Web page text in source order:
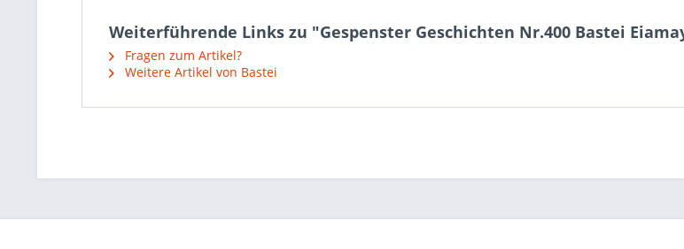
Weiterführende Links zu "Gespenster Geschichten Nr.400 Bastei
Fragen zum Artikel?
Weitere Artikel von Bastei